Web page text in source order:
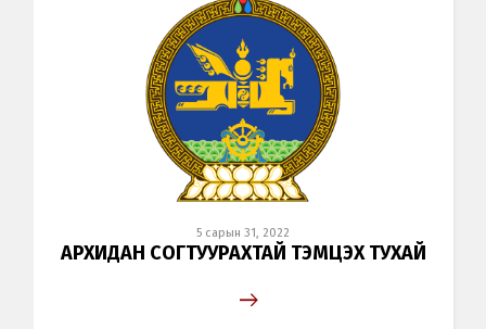
5 сарын 31, 2022
АРХИДАН СОГТУУРАХТАЙ ТЭМЦЭХ ТУХАЙ